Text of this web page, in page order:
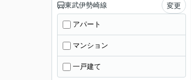
東武伊勢崎線 変更
アパート
マンション
一戸建て